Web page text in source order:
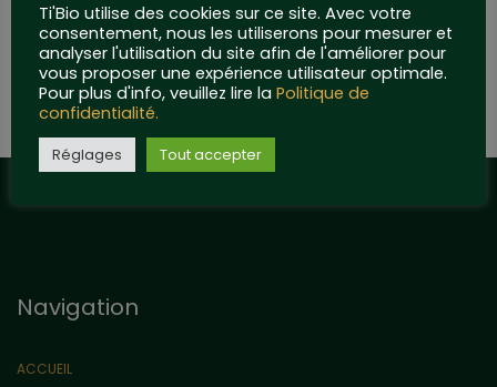
Navigation
ACCUEIL
Ti'Bio utilise des cookies sur ce site. Avec votre
consentement, nous les utiliserons pour mesurer et
analyser l'utilisation du site afin de l'améliorer pour
vous proposer une expérience utilisateur optimale.
Pour plus d'info, veuillez lire la Politique de
confidentialité.
Réglages Tout accepter